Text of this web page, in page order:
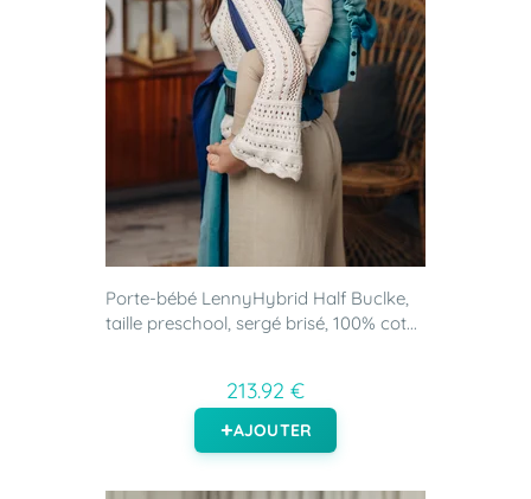
Porte-bébé LennyHybrid Half Buclke,
taille preschool, sergé brisé, 100% cot...
213.92 €
AJOUTER